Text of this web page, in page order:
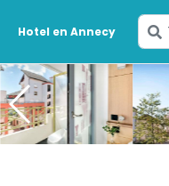
Hotel en Annecy